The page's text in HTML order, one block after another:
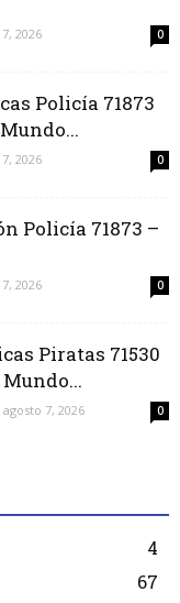
2026 0
Policía 71873
2026 0
Policía 71873 –
2026 0
Piratas 71530
agosto 7, 2026 0
4
67